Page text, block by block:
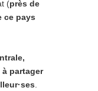
(près de
ce pays
partager